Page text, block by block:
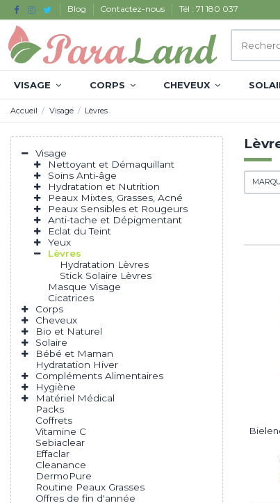
Blog Contactez-nous Tél : 71 180 037
VISAGE CORPS CHEVEUX
Accueil Visage Lèvres
Visage
Nettoyant et Démaquillant
Soins Anti-âge
Hydratation et Nutrition
Peaux Mixtes, Grasses, Acné
Peaux Sensibles et Rougeurs
Anti-tache et Dépigmentant
Eclat du Teint
Yeux
Lèvres
Hydratation Lèvres
Stick Solaire Lèvres
Masque Visage
Cicatrices
Corps
Cheveux
Bio et Naturel
Solaire
Bébé et Maman
Hydratation Hiver
Compléments Alimentaires
Hygiène
Matériel Médical
Packs
Coffrets
Vitamine C
Sebiaclear
Effaclar
Cleanance
DermoPure
Routine Peaux Grasses
Offres de fin d'année